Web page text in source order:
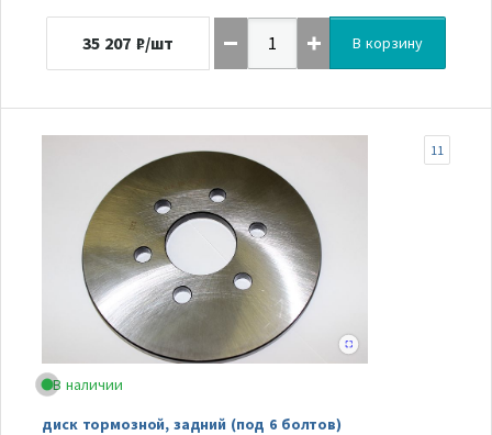
35 207 ₽/шт В корзину
В наличии
диск тормозной, задний (под 6 болтов)
11